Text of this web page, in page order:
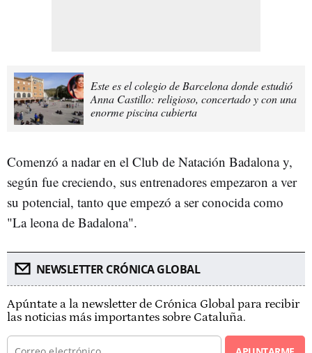
Este es el colegio de Barcelona donde estudió
Anna Castillo: religioso, concertado y con una
enorme piscina cubierta
Comenzó a nadar en el Club de Natación Badalona y,
según fue creciendo, sus entrenadores empezaron a ver
su potencial, tanto que empezó a ser conocida como
"La leona de Badalona".
NEWSLETTER CRÓNICA GLOBAL
Apúntate a la newsletter de Crónica Global para recibir
las noticias más importantes sobre Cataluña.